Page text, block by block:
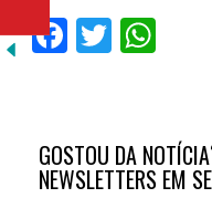
FacebookTwitter
GOSTOU DA NOTÍCIA
NEWSLETTERS EM